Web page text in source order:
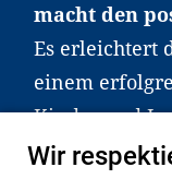
macht den
Es erleichtert
einem
Kinder und
haben aber
Wir